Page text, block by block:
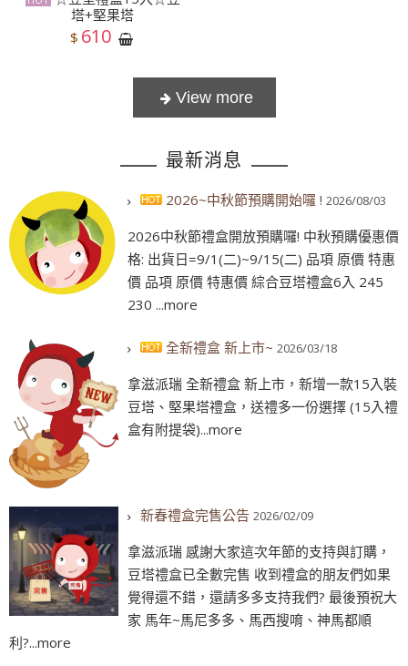
塔+堅果塔
$ 610
最新消息
2026~中秋節預購開始囉 ! 2026/08/03
2026中秋節禮盒開放預購囉! 中秋預購優惠價
格: 出貨日=9/1(二)~9/15(二) 品項 原價 特惠
價 品項 原價 特惠價 綜合豆塔禮盒6入 245
230 ...more
全新禮盒 新上市~ 2026/03/18
拿滋派瑞 全新禮盒 新上市，新增一款15入裝
豆塔、堅果塔禮盒，送禮多一份選擇 (15入禮
盒有附提袋)...more
新春禮盒完售公告 2026/02/09
拿滋派瑞 感謝大家這次年節的支持與訂購，
豆塔禮盒已全數完售 收到禮盒的朋友們如果
覺得還不錯，還請多多支持我們? 最後預祝大
家 馬年~馬尼多多、馬西搜唷、神馬都順
利?...more